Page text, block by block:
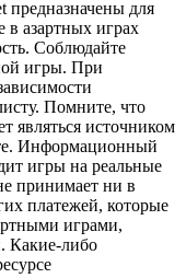
предназначены для
в азартных играх
Соблюдайте
игры. При
Помните, что
являться источником
Информационный
игры на реальные
принимает ни в
платежей, которые
играми,
Какие-либо